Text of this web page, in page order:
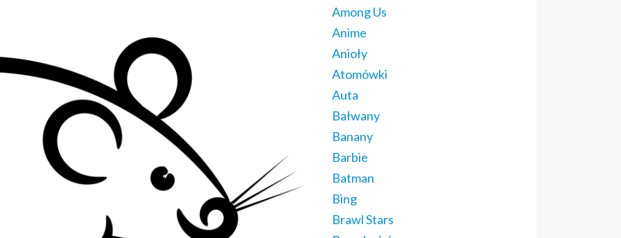
Among Us
Anime
Anioły
Atomówki
Auta
Bałwany
Banany
Barbie
Batman
Bing
Brawl Stars